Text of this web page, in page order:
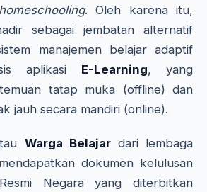
homeschooling. Oleh karena itu,
sebagai jembatan alternatif
manajemen belajar adaptif
aplikasi E-Learning, yang
tatap muka (offline) dan
jauh secara mandiri (online).
Warga Belajardari lembaga
dokumen kelulusan
Negara yang diterbitkan